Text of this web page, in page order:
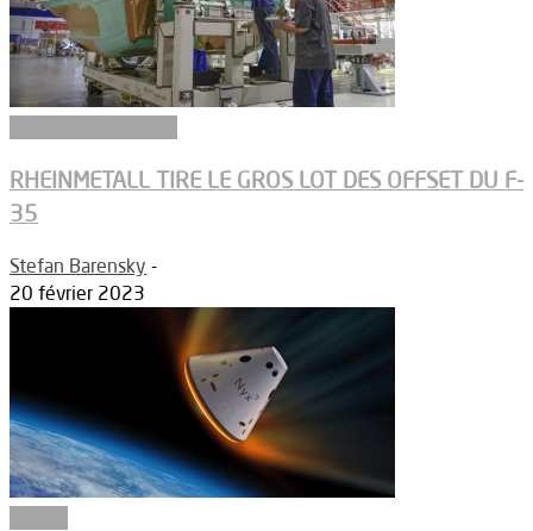
RHEINMETALL TIRE LE GROS LOT DES OFFSET DU F-
35
Stefan Barensky -
20 février 2023